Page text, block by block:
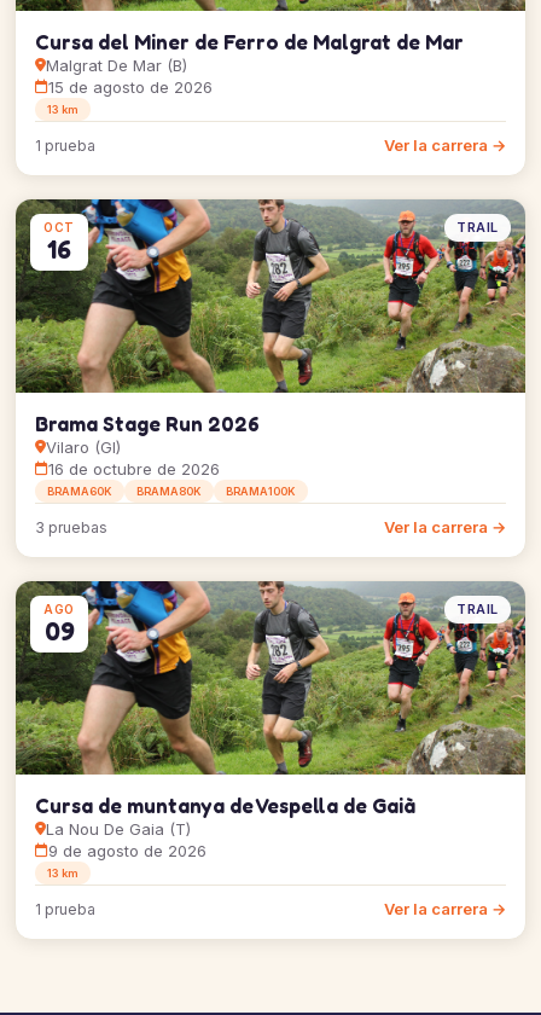
Cursa del Miner de Ferro de Malgrat de Mar
Malgrat De Mar (B)
15 de agosto de 2026
13 km
1 prueba Ver la carrera →
OCT
16
TRAIL
Brama Stage Run 2026
Vilaro (GI)
16 de octubre de 2026
BRAMA60K BRAMA80K BRAMA100K
3 pruebas Ver la carrera →
AGO
09
TRAIL
Cursa de muntanya de Vespella de Gaià
La Nou De Gaia (T)
9 de agosto de 2026
13 km
1 prueba Ver la carrera →